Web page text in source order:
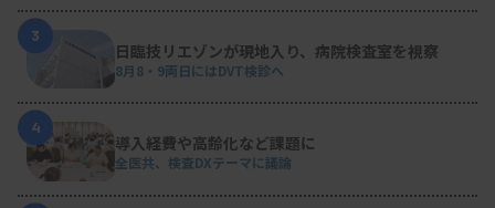
3
日臨技リエゾンが現地入り、病院検査室を視察
8月8・9両日にはDVT検診へ
4
導入経費や高齢化など課題に
全医共、検査DXテーマに議論